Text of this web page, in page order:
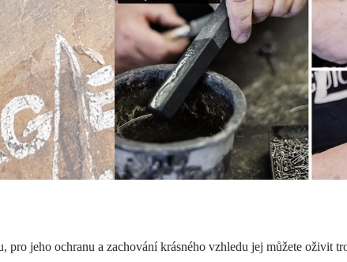
pro jeho ochranu a zachování krásného vzhledu jej můžete oživit